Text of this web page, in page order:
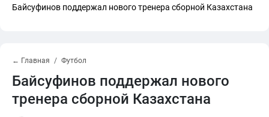
Байсуфинов поддержал нового тренера сборной Казахстана
← Главная Футбол
Байсуфинов поддержал нового
тренера сборной Казахстана